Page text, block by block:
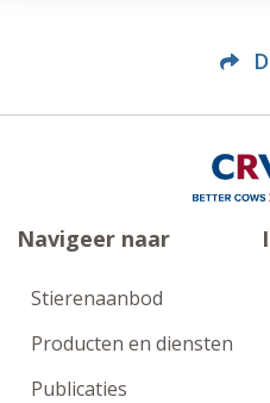
Navigeer naar
Stierenaanbod
Producten en diensten
Publicaties